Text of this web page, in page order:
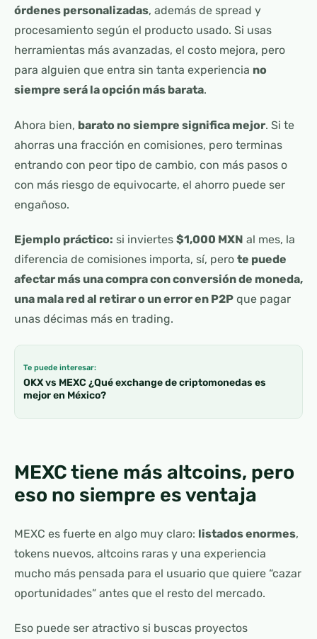
órdenes personalizadas, además de spread y
procesamiento según el producto usado. Si usas
herramientas más avanzadas, el costo mejora, pero
para alguien que entra sin tanta experiencia no
siempre será la opción más barata.
Ahora bien, barato no siempre significa mejor. Si te
ahorras una fracción en comisiones, pero terminas
entrando con peor tipo de cambio, con más pasos o
con más riesgo de equivocarte, el ahorro puede ser
engañoso.
Ejemplo práctico: si inviertes $1,000 MXN al mes, la
diferencia de comisiones importa, sí, pero te puede
afectar más una compra con conversión de moneda,
una mala red al retirar o un error en P2P que pagar
unas décimas más en trading.
Te puede interesar:
OKX vs MEXC ¿Qué exchange de criptomonedas es
mejor en México?
MEXC tiene más altcoins, pero
eso no siempre es ventaja
MEXC es fuerte en algo muy claro: listados enormes,
tokens nuevos, altcoins raras y una experiencia
mucho más pensada para el usuario que quiere “cazar
oportunidades” antes que el resto del mercado.
Eso puede ser atractivo si buscas proyectos